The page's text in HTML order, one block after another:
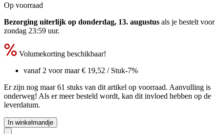
Op voorraad
Bezorging uiterlijk op donderdag, 13. augustus als je bestelt voor
zondag 23:59 uur.
Volumekorting beschikbaar!
vanaf 2 voor maar€ 19,52 / Stuk-7%
Er zijn nog maar 61 stuks van dit artikel op voorraad. Aanvulling is
onderweg! Als er meer besteld wordt, kan dit invloed hebben op de
leverdatum.
In winkelmandje